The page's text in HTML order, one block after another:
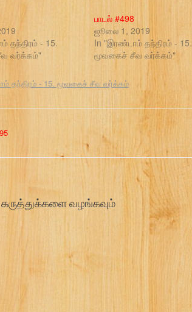
தந்திரம் - 15.
வர்க்கம்"
பாடல் #498
ஜூலை 1, 2019
In "இரண்டாம் தந்திரம் - 15.
மூவகைச் சீவ வர்க்கம்"
தந்திரம் - 15. மூவகைச் சீவ வர்க்கம்
வழங்கவும்